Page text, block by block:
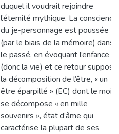
duquel il voudrait rejoindre
l’éternité mythique. La conscience
du je-personnage est poussée
(par le biais de la mémoire) dans
le passé, en évoquant l’enfance
(donc la vie) et ce retour suppose
la décomposition de l’être, « un
être éparpillé » (EC) dont le moi
se décompose « en mille
souvenirs », état d’âme qui
caractérise la plupart de ses